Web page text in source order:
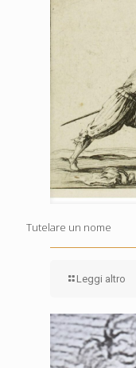
Tutelare un nome
Leggi altro